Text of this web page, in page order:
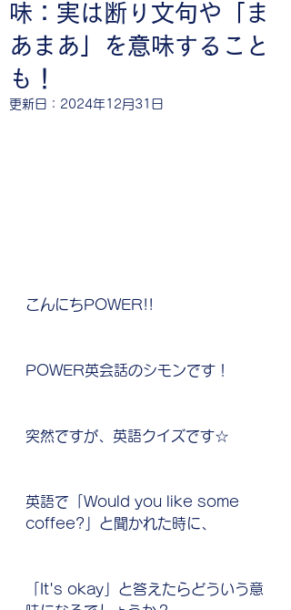
味：実は断り文句や「ま
あまあ」を意味すること
も！
更新日： 2024年12月31日
こんにちPOWER!!
POWER英会話のシモンです！
突然ですが、英語クイズです☆
英語で「Would you like some
coffee?」と聞かれた時に、
「It's okay」と答えたらどういう意